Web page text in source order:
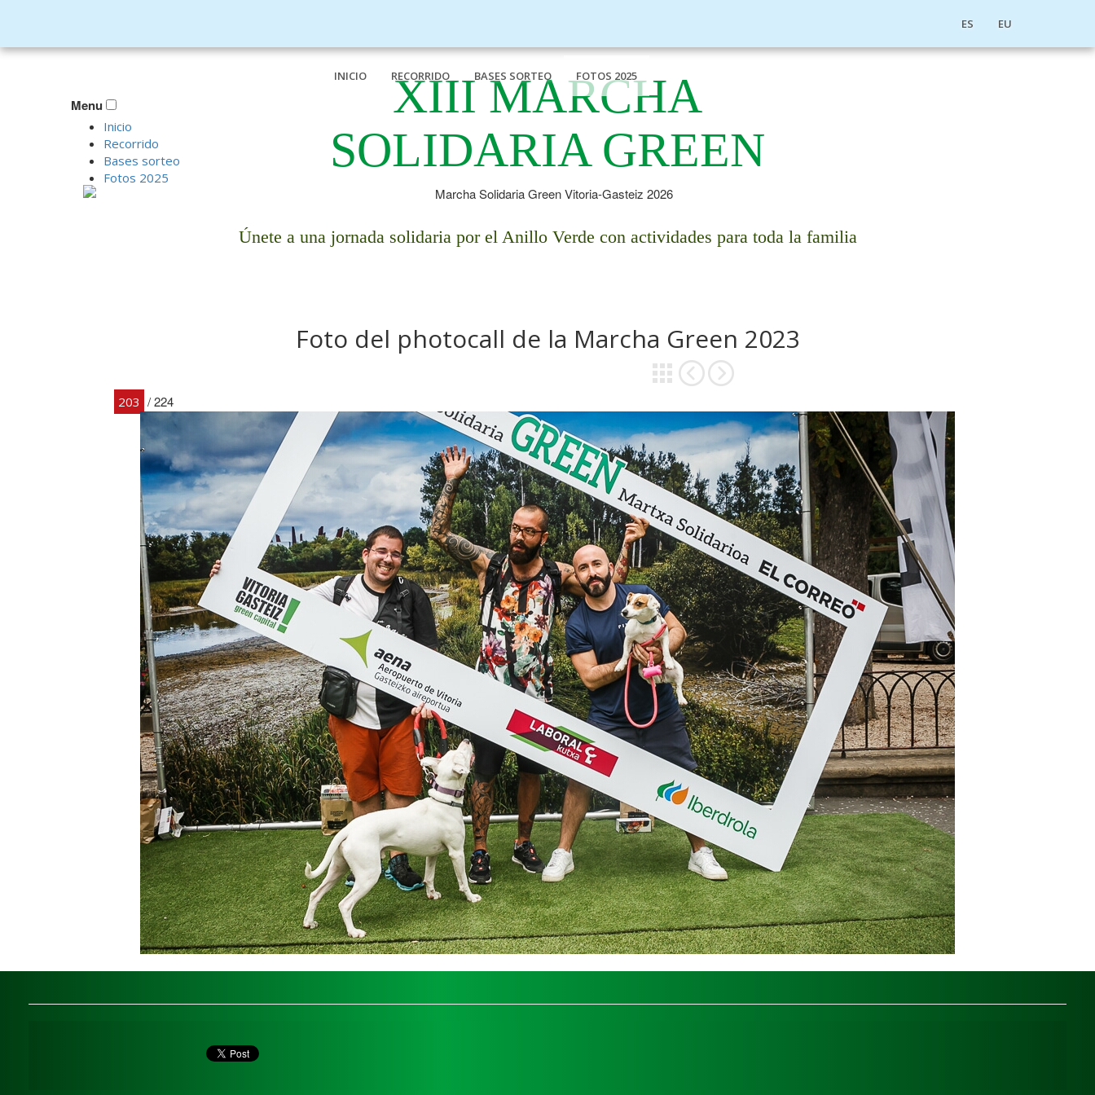
ES EU
XIII MARCHA
SOLIDARIA GREEN
Únete a una jornada solidaria por el Anillo Verde con actividades para toda la familia
INICIO RECORRIDO BASES SORTEO FOTOS 2025
Menu
Inicio
Recorrido
Bases sorteo
Fotos 2025
Foto del photocall de la Marcha Green 2023
203 / 224